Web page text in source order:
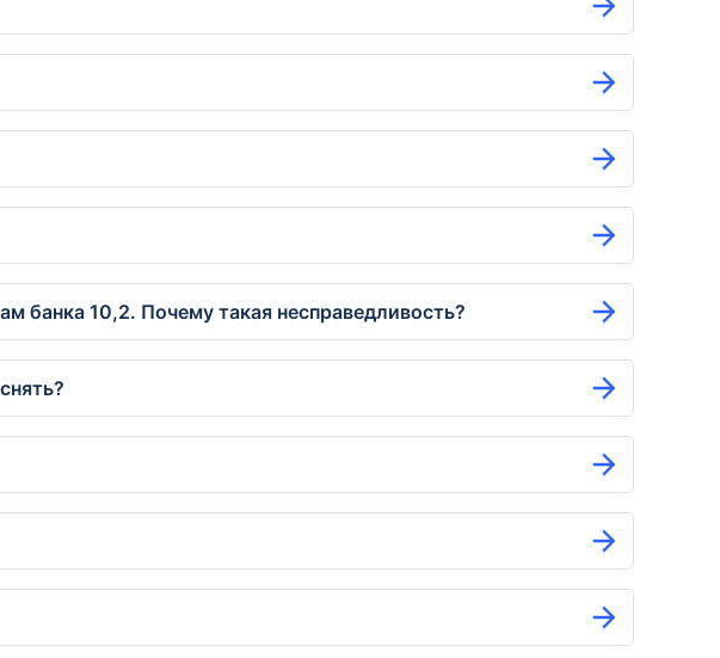
банка 10,2. Почему такая несправедливость?